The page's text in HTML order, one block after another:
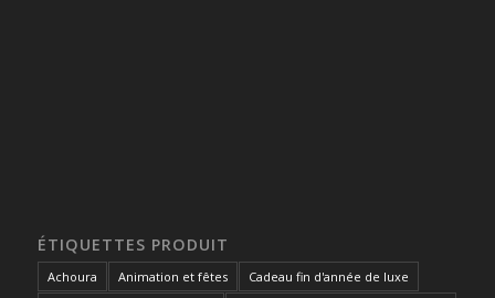
ÉTIQUETTES PRODUIT
Achoura Animation et fêtes
Cadeau fin d'année de luxe